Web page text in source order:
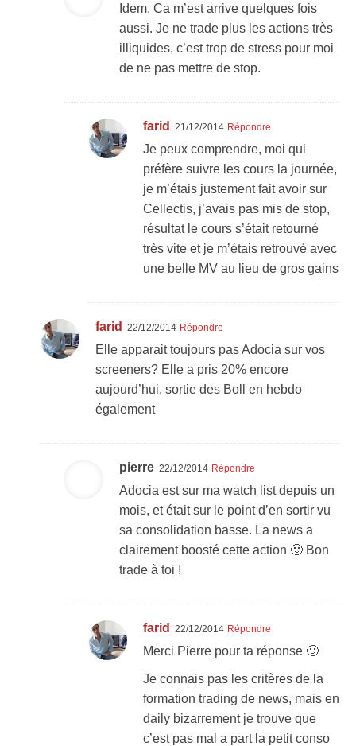
Idem. Ca m’est arrive quelques fois
aussi. Je ne trade plus les actions très
illiquides, c’est trop de stress pour moi
de ne pas mettre de stop.
farid 21/12/2014 Répondre
Je peux comprendre, moi qui
préfère suivre les cours la journée,
je m’étais justement fait avoir sur
Cellectis, j’avais pas mis de stop,
résultat le cours s’était retourné
très vite et je m’étais retrouvé avec
une belle MV au lieu de gros gains
farid 22/12/2014 Répondre
Elle apparait toujours pas Adocia sur vos
screeners? Elle a pris 20% encore
aujourd’hui, sortie des Boll en hebdo
également
pierre 22/12/2014 Répondre
Adocia est sur ma watch list depuis un
mois, et était sur le point d’en sortir vu
sa consolidation basse. La news a
clairement boosté cette action 🙂 Bon
trade à toi !
farid 22/12/2014 Répondre
Merci Pierre pour ta réponse 🙂
Je connais pas les critères de la
formation trading de news, mais en
daily bizarrement je trouve que
c’est pas mal a part la petit conso